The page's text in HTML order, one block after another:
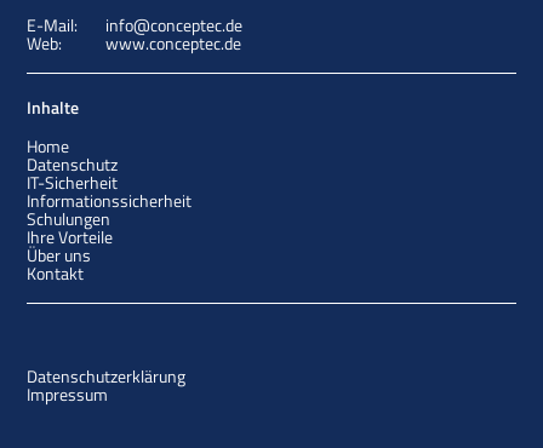
E-Mail:
info@conceptec.de
Web: www.conceptec.de
Inhalte
Home
Datenschutz
IT-Sicherheit
Informationssicherheit
Schulungen
Ihre Vorteile
Über uns
Kontakt
Datenschutzerklärung
Impressum